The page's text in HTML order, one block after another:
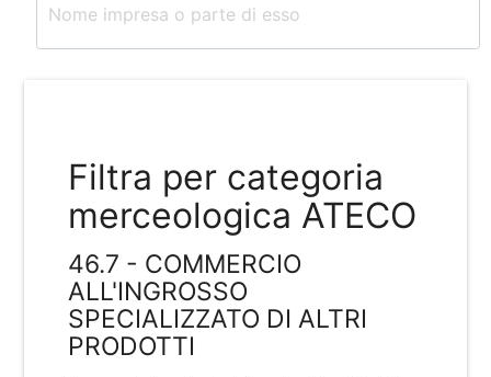
Filtra per categoria
merceologica ATECO
46.7 - COMMERCIO
ALL'INGROSSO
SPECIALIZZATO DI ALTRI
PRODOTTI